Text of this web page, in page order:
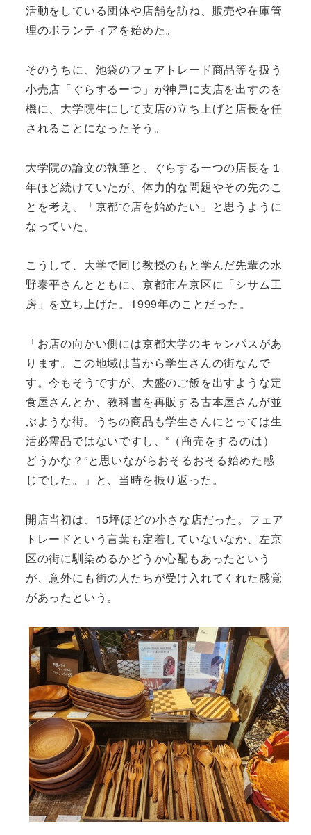
活動をしている団体や店舗を訪ね、販売や在庫管
理のボランティアを始めた。
そのうちに、池袋のフェアトレード商品等を扱う
小売店「ぐらするーつ」が神戸に支店を出すのを
機に、大学院生にして支店の立ち上げと店長を任
されることになったそう。
大学院の論文の執筆と、ぐらするーつの店長を１
年ほど続けていたが、体力的な問題やその先のこ
とを考え、「京都で店を始めたい」と思うように
なっていた。
こうして、大学で同じ教授のもと学んだ先輩の水
野泰平さんとともに、京都市左京区に「シサム工
房」を立ち上げた。1999年のことだった。
「お店の向かい側には京都大学のキャンパスがあ
ります。この地域は昔から学生さんの街なんで
す。今もそうですが、大盛のご飯を出すような定
食屋さんとか、教科書を再販する古本屋さんが並
ぶような街。うちの商品も学生さんにとっては生
活必需品ではないですし、“（商売をするのは）
どうかな？”と思いながらおそるおそる始めた感
じでした。」と、当時を振り返った。
開店当初は、15坪ほどの小さな店だった。フェア
トレードという言葉も定着していないなか、左京
区の街に馴染めるかどうか心配もあったという
が、意外にも街の人たちが受け入れてくれた感覚
があったという。